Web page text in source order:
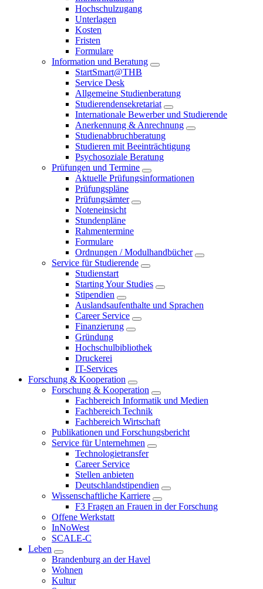
Hochschulzugang
Unterlagen
Kosten
Fristen
Formulare
Information und Beratung
StartSmart@THB
Service Desk
Allgemeine Studienberatung
Studierendensekretariat
Internationale Bewerber und Studierende
Anerkennung & Anrechnung
Studienabbruchberatung
Studieren mit Beeinträchtigung
Psychosoziale Beratung
Prüfungen und Termine
Aktuelle Prüfungsinformationen
Prüfungspläne
Prüfungsämter
Noteneinsicht
Stundenpläne
Rahmentermine
Formulare
Ordnungen / Modulhandbücher
Service für Studierende
Studienstart
Starting Your Studies
Stipendien
Auslandsaufenthalte und Sprachen
Career Service
Finanzierung
Gründung
Hochschulbibliothek
Druckerei
IT-Services
Forschung & Kooperation
Forschung & Kooperation
Fachbereich Informatik und Medien
Fachbereich Technik
Fachbereich Wirtschaft
Publikationen und Forschungsbericht
Service für Unternehmen
Technologietransfer
Career Service
Stellen anbieten
Deutschlandstipendien
Wissenschaftliche Karriere
F3 Fragen an Frauen in der Forschung
Offene Werkstatt
InNoWest
SCALE-C
Leben
Brandenburg an der Havel
Wohnen
Kultur